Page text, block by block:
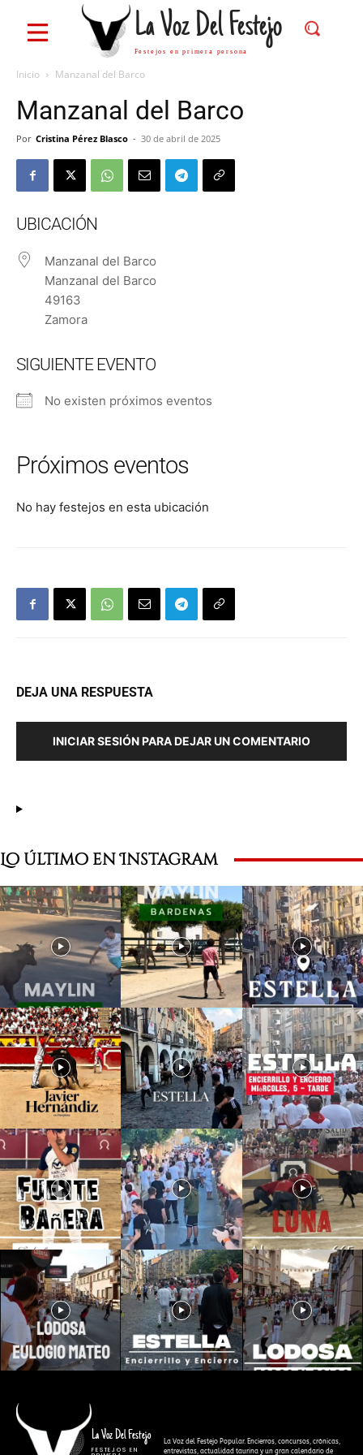
La Voz Del Festejo
Festejos en primera persona
Inicio Manzanal del Barco
Manzanal del Barco
Por Cristina Pérez Blasco - 30 de abril de 2025
UBICACIÓN
Manzanal del Barco
Manzanal del Barco
49163
Zamora
SIGUIENTE EVENTO
No existen próximos eventos
Próximos eventos
No hay festejos en esta ubicación
DEJA UNA RESPUESTA
INICIAR SESIÓN PARA DEJAR UN COMENTARIO
Lo último en Instagram
La Voz Del Festejo
FESTEJOS EN
La Voz del Festejo Popular. Encierros, concursos, crónicas,
entrevistas, actualidad taurina y un gran calendario de